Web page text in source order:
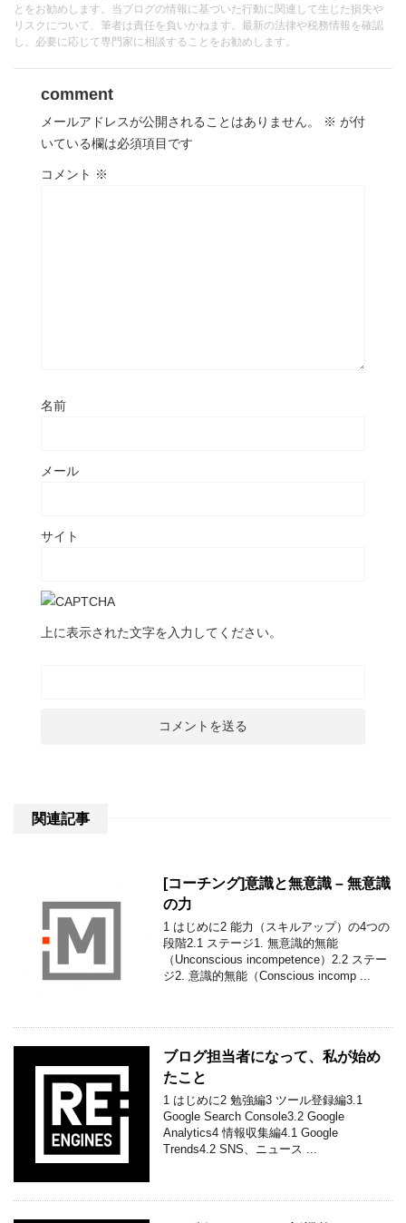
とをお勧めします。当ブログの情報に基づいた行動に関連して生じた損失や
リスクについて、筆者は責任を負いかねます。最新の法律や税務情報を確認
し、必要に応じて専門家に相談することをお勧めします。
comment
メールアドレスが公開されることはありません。 ※ が付
いている欄は必須項目です
コメント ※
名前
メール
サイト
上に表示された文字を入力してください。
関連記事
[コーチング]意識と無意識 – 無意識
の力
1 はじめに2 能力（スキルアップ）の4つの
段階2.1 ステージ1. 無意識的無能
（Unconscious incompetence）2.2 ステー
ジ2. 意識的無能（Conscious incomp ...
ブログ担当者になって、私が始め
たこと
1 はじめに2 勉強編3 ツール登録編3.1
Google Search Console3.2 Google
Analytics4 情報収集編4.1 Google
Trends4.2 SNS、ニュース ...